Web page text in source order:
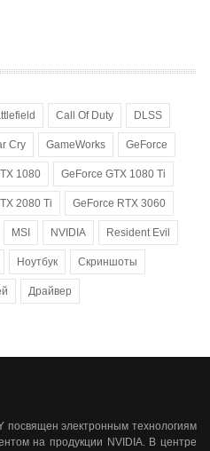
Call Of Duty DLSS
Cry GameWorks GeForce
1080 GeForce GTX 1080 Ti
2080 Ti GeForce RTX 3060
MSI NVIDIA Resident Evil
Ноутбук Скриншоты
Драйвер
электронным технологиям
на продукции NVIDIA. В центре